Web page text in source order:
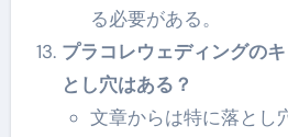
る必要がある。
プラコレウェディングの
とし穴はある？
文章からは特に落とし